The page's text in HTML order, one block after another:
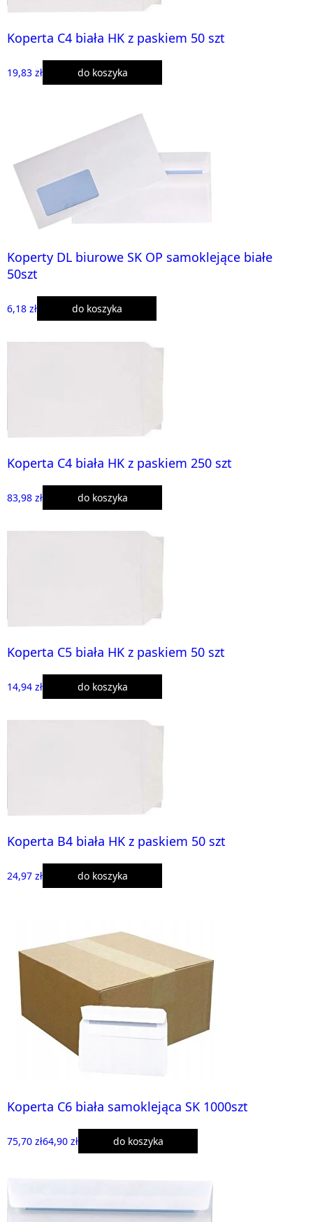
Koperta C4 biała HK z paskiem 50 szt
19,83 zł do koszyka
Koperty DL biurowe SK OP samoklejące białe
50szt
6,18 zł do koszyka
Koperta C4 biała HK z paskiem 250 szt
83,98 zł do koszyka
Koperta C5 biała HK z paskiem 50 szt
14,94 zł do koszyka
Koperta B4 biała HK z paskiem 50 szt
24,97 zł do koszyka
Koperta C6 biała samoklejąca SK 1000szt
75,70 zł64,90 zł do koszyka